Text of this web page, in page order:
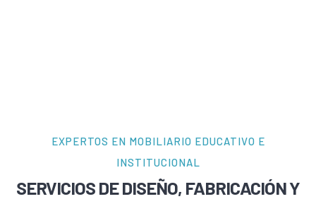
EXPERTOS EN MOBILIARIO EDUCATIVO E
INSTITUCIONAL
SERVICIOS DE DISEÑO, FABRICACIÓN Y